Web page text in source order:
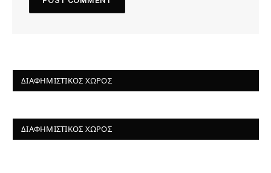
ΔΙΑΦΗΜΙΣΤΙΚΌΣ ΧΏΡΟΣ
ΔΙΑΦΗΜΙΣΤΙΚΌΣ ΧΏΡΟΣ